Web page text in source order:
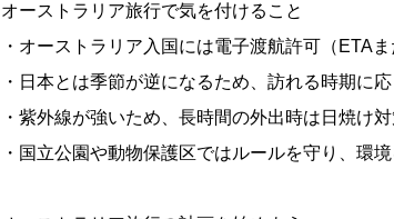
オーストラリア旅行で気を付けること
・オーストラリア入国には電子渡航許可（ETA
・日本とは季節が逆になるため、訪れる時期に
・紫外線が強いため、長時間の外出時は日焼け
・国立公園や動物保護区ではルールを守り、環